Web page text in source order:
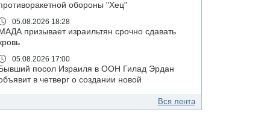
обороны "Хец"
05.08.2026 18:28
МАДА призывает израильтян срочно сдавать
05.08.2026 17:00
Бывший посол Израиля в ООН Гилад Эрдан
в четверг о создании новой
Вся лента